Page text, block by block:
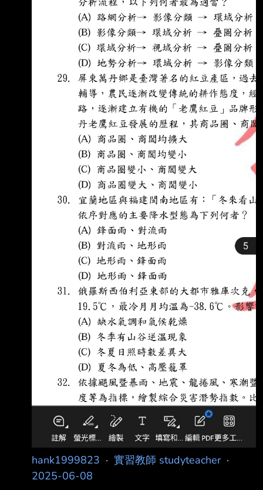
https://reurl.cc/lzKrxE 苗栗縣：
https://reurl.cc/0KMr7M 彰化縣：
https://reurl.cc/vQRl11 新竹市：
hank1999823 · 實習教師 studyteacher·
2025-06-08